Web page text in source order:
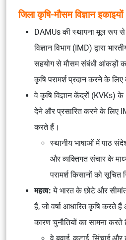
जिला कृषि-मौसम विज्ञान
DAMUs की स्थापना मूल रूप से
विज्ञान विभाग (IMD) द्वारा
सहयोग से मौसम संबंधी आंकड़ों
कृषि परामर्श प्रदान करने के लिए
वे कृषि विज्ञान केंद्रों (KVKs)
देने और प्रसारित करने के लिए
करते हैं।
स्थानीय भाषाओं में पाठ
और व्यक्तिगत संचार के
परामर्श किसानों को
महत्व:ये भारत के छोटे और
हैं, जो वर्षा आधारित कृषि करते
कारण चुनौतियों का सामना करते